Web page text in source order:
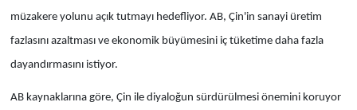
müzakere yolunu açık tutmayı hedefliyor. AB, Çin'in sanayi üretim
fazlasını azaltması ve ekonomik büyümesini iç tüketime daha fazla
dayandırmasını istiyor.
AB kaynaklarına göre, Çin ile diyaloğun sürdürülmesi önemini koruyor